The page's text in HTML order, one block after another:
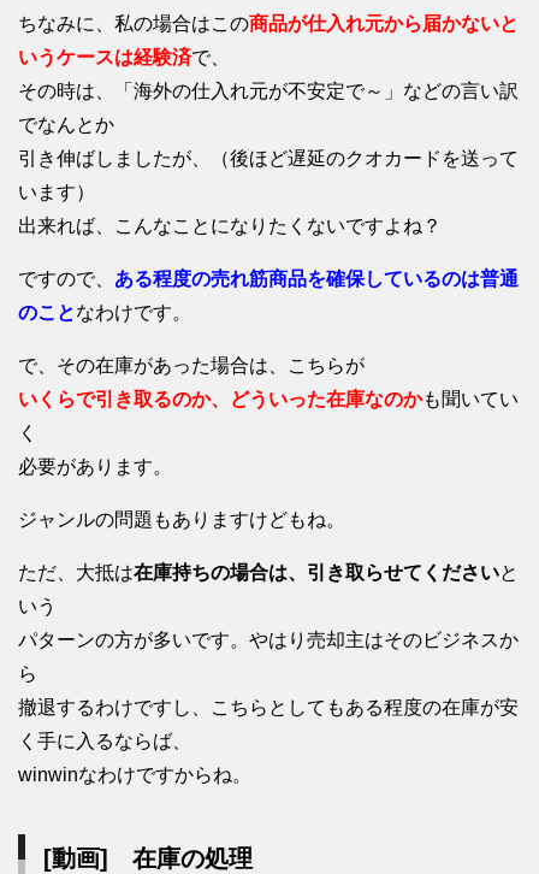
ちなみに、私の場合はこの商品が仕入れ元から届かないと
いうケースは経験済で、
その時は、「海外の仕入れ元が不安定で～」などの言い訳
でなんとか
引き伸ばしましたが、（後ほど遅延のクオカードを送って
います）
出来れば、こんなことになりたくないですよね？
ですので、 ある程度の売れ筋商品を確保しているのは普通
のことなわけです。
で、その在庫があった場合は、こちらが
いくらで引き取るのか、どういった在庫なのかも聞いてい
く
必要があります。
ジャンルの問題もありますけどもね。
ただ、大抵は在庫持ちの場合は、引き取らせてくださいと
いう
パターンの方が多いです。やはり売却主はそのビジネスか
ら
撤退するわけですし、こちらとしてもある程度の在庫が安
く手に入るならば、
winwinなわけですからね。
[動画] 在庫の処理